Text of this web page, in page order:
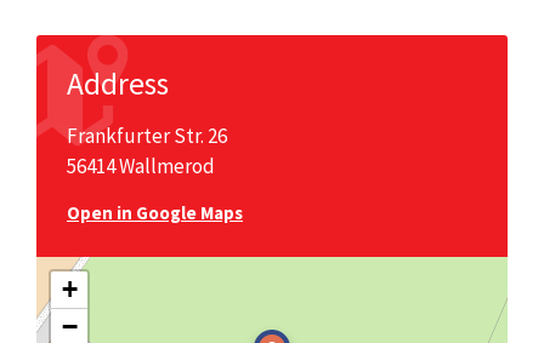
Address
Frankfurter Str. 26
56414 Wallmerod
Open in Google Maps
+
−